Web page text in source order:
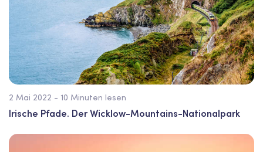
2 Mai 2022 - 10 Minuten lesen
Irische Pfade. Der Wicklow-Mountains-Nationalpark